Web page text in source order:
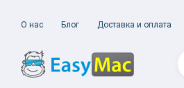
О нас Блог Доставка и оплата